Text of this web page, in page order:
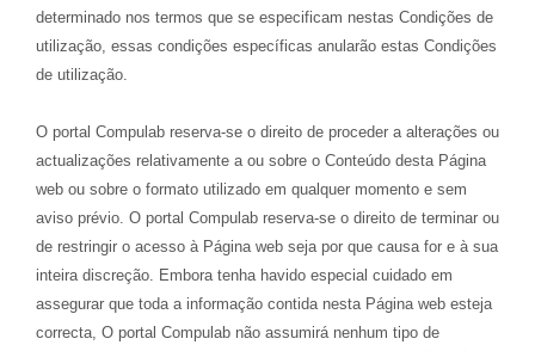
determinado nos termos que se especificam nestas Condições de
utilização, essas condições específicas anularão estas Condições
de utilização.
O portal Compulab reserva-se o direito de proceder a alterações ou
actualizações relativamente a ou sobre o Conteúdo desta Página
web ou sobre o formato utilizado em qualquer momento e sem
aviso prévio. O portal Compulab reserva-se o direito de terminar ou
de restringir o acesso à Página web seja por que causa for e à sua
inteira discreção. Embora tenha havido especial cuidado em
assegurar que toda a informação contida nesta Página web esteja
correcta, O portal Compulab não assumirá nenhum tipo de